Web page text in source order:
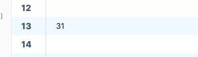
]
12
13
31
14